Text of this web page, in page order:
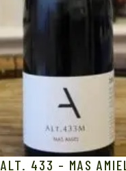
ALT. 433 – MAS AMIEL